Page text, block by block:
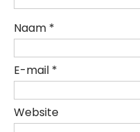
Naam *
E-mail *
Website